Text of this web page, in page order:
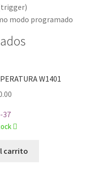
modo programado
W1401
37
carrito